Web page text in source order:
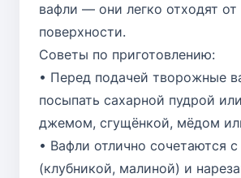
вафли — они легко отходят от
поверхности.
Советы по приготовлению:
• Перед подачей творожные
посыпать сахарной пудрой
джемом, сгущёнкой, мёдом
• Вафли отлично сочетаются
(клубникой, малиной) и